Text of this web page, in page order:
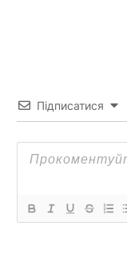
Підписатися